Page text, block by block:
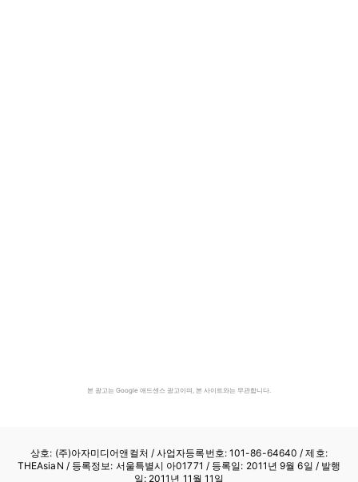
본 광고는 Google 애드센스 광고이며, 본 사이트와는 무관합니다.
상호: (주)아자미디어앤컬처 /사업자등록번호: 101-86-64640 / 제호:
THEAsiaN / 등록정보: 서울특별시 아01771 / 등록일: 2011년 9월 6일 / 발행
일: 2011년 11월 11일